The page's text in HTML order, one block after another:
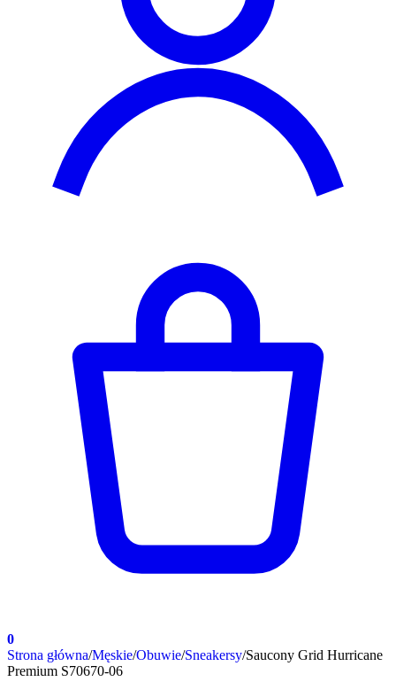
0
Strona główna/Męskie/Obuwie/Sneakersy/Saucony Grid Hurricane
Premium S70670-06